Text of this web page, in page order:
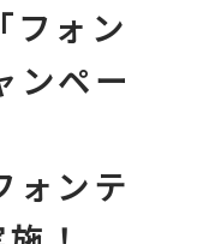
フォン
ンペー
ォンテ